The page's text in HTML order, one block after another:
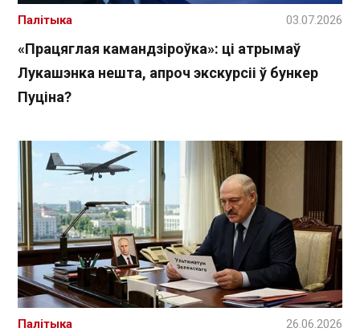
«Працяглая камандзіроўка»: ці атрымаў
Лукашэнка нешта, апроч экскурсіі ў бункер
Пуціна?
Палітыка 03.07.2026
Палітыка 26.06.2026